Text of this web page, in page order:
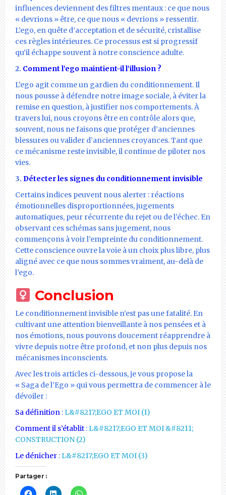
influences deviennent des filtres mentaux : ce que nous
« devrions » être, ce que nous « devrions » ressentir.
L’ego, en quête d’acceptation et de sécurité, cristallise
ces règles intérieures. Ce processus est si progressif
qu’il échappe souvent à notre conscience adulte.
2. Comment l’ego maintient-il l’illusion ?
L’ego agit comme un gardien du conditionnement. Il
nous pousse à défendre notre image sociale, à éviter la
remise en question, à justifier nos comportements. À
travers lui, nous croyons être en contrôle alors que,
souvent, nous ne faisons que protéger d’anciennes
blessures ou valider d’anciennes croyances. Tant que
ce mécanisme reste invisible, il continue de piloter nos
vies.
3. Détecter les signes du conditionnement invisible
Certains indices peuvent nous alerter : réactions
émotionnelles disproportionnées, jugements
automatiques, peur récurrente du rejet ou de l’échec. En
observant ces schémas sans jugement, nous
commençons à voir l’empreinte du conditionnement.
Cette conscience ouvre la voie à un choix plus libre, plus
aligné avec ce que nous sommes vraiment, au-delà de
l’ego.
Conclusion
Le conditionnement invisible n’est pas une fatalité. En
cultivant une attention bienveillante à nos pensées et à
nos émotions, nous pouvons doucement réapprendre à
vivre depuis notre être profond, et non plus depuis nos
mécanismes inconscients.
Avec les trois articles ci-dessous, je vous propose la
« Saga de l’Ego » qui vous permettra de commencer à le
dévoiler :
Sa définition :L&#8217;EGO ET MOI (1)
Comment il s’établit :L&#8217;EGO ET MOI &#8211;
CONSTRUCTION (2)
Le dénicher :L&#8217;EGO ET MOI (3)
Partager :